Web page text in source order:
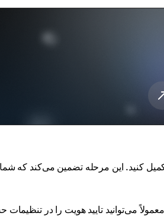
می‌توانید تایید هویت را در